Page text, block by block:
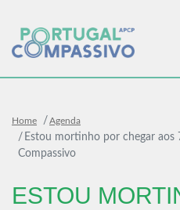
Home Agenda
Estou mortinho por chegar aos
Compassivo
ESTOU